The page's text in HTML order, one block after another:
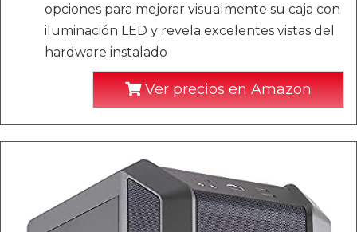
opciones para mejorar visualmente su caja con
iluminación LED y revela excelentes vistas del
hardware instalado
Ver precios en Amazon